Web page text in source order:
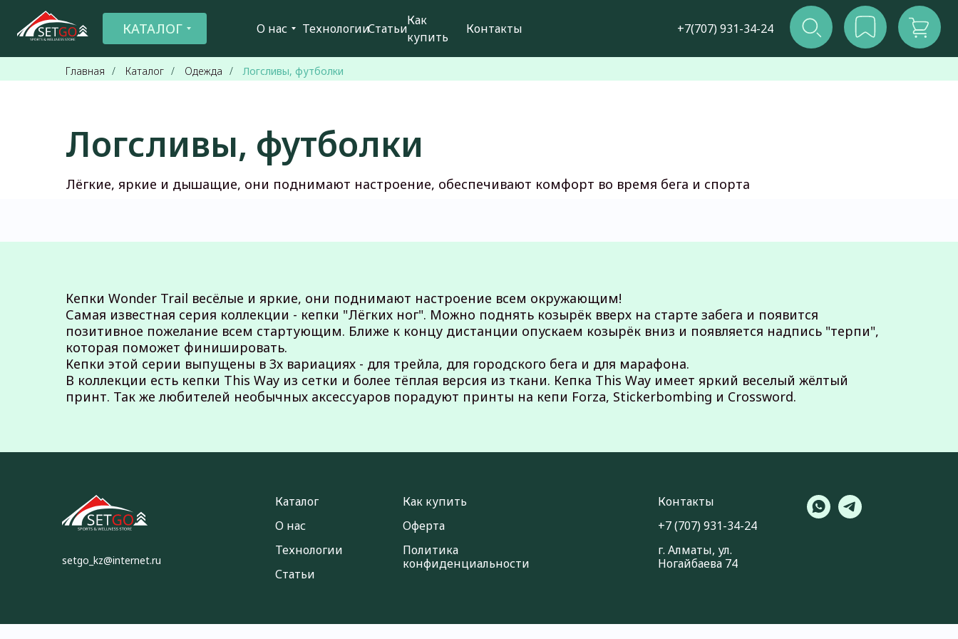
‪+7(707) 931-34-24
КАТАЛОГ О нас ТехнологииСтатьи
Как
купить
Контакты
Главная / Каталог / Одежда / Логсливы, футболки
Логсливы, футболки
Лёгкие, яркие и дышащие, они поднимают настроение, обеспечивают комфорт во время бега и спорта
Кепки Wonder Trail весёлые и яркие, они поднимают настроение всем окружающим!
Самая известная серия коллекции - кепки "Лёгких ног". Можно поднять козырёк вверх на старте забега и появится
позитивное пожелание всем стартующим. Ближе к концу дистанции опускаем козырёк вниз и появляется надпись "терпи",
которая поможет финишировать.
Кепки этой серии выпущены в 3х вариациях - для трейла, для городского бега и для марафона.
В коллекции есть кепки This Way из сетки и более тёплая версия из ткани. Кепка This Way имеет яркий веселый жёлтый
принт. Так же любителей необычных аксессуаров порадуют принты на кепи Forza, Stickerbombing и Crossword.
setgo_kz@internet.ru
Каталог
О нас
Технологии
Статьи
Как купить
Оферта
Политика
конфиденциальности
Контакты
+7 (707) 931-34-24
г. Алматы, ул.
Ногайбаева 74